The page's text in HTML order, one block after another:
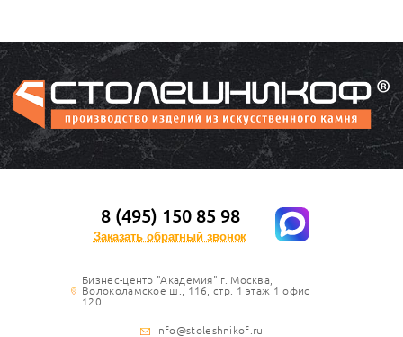
8 (495) 150 85 98
Заказать обратный звонок
Бизнес-центр "Академия" г. Москва,
Волоколамское ш., 116, стр. 1 этаж 1 офис
120
Info@stoleshnikof.ru